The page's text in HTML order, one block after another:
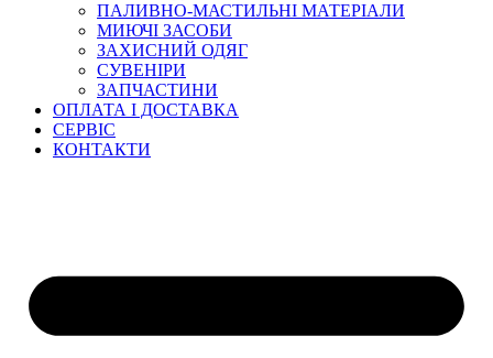
ПАЛИВНО-МАСТИЛЬНІ МАТЕРІАЛИ
МИЮЧІ ЗАСОБИ
ЗАХИСНИЙ ОДЯГ
СУВЕНІРИ
ЗАПЧАСТИНИ
ОПЛАТА І ДОСТАВКА
СЕРВІС
КОНТАКТИ